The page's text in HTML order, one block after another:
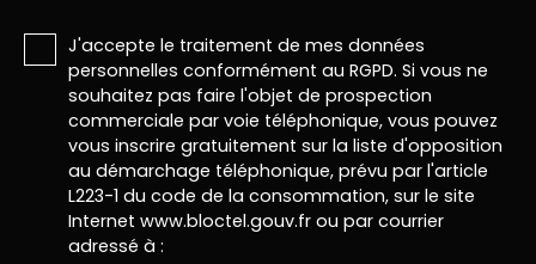
J'accepte le traitement de mes données
personnelles conformément au RGPD. Si vous ne
souhaitez pas faire l'objet de prospection
commerciale par voie téléphonique, vous pouvez
vous inscrire gratuitement sur la liste d'opposition
au démarchage téléphonique, prévu par l'article
L223-1 du code de la consommation, sur le site
Internet www.bloctel.gouv.fr ou par courrier
adressé à :